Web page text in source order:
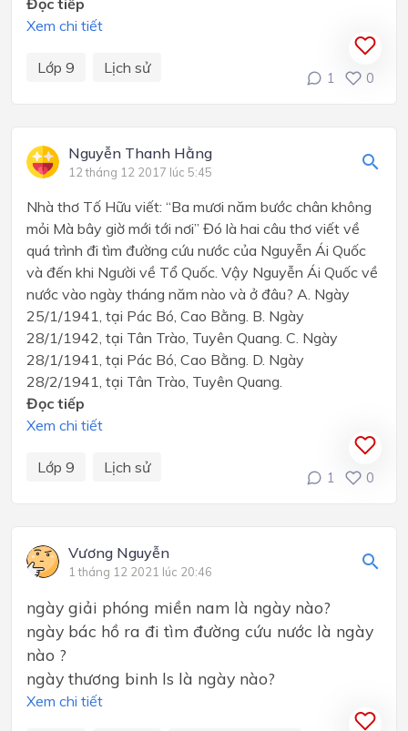
Đọc tiếp
Xem chi tiết
Lớp 9 Lịch sử
1 0
Nguyễn Thanh Hằng
12 tháng 12 2017 lúc 5:45
Nhà thơ Tố Hữu viết: “Ba mươi năm bước chân không
mỏi Mà bây giờ mới tới nơi” Đó là hai câu thơ viết về
quá trình đi tìm đường cứu nước của Nguyễn Ái Quốc
và đến khi Người về Tổ Quốc. Vậy Nguyễn Ái Quốc về
nước vào ngày tháng năm nào và ở đâu? A. Ngày
25/1/1941, tại Pác Bó, Cao Bằng. B. Ngày
28/1/1942, tại Tân Trào, Tuyên Quang. C. Ngày
28/1/1941, tại Pác Bó, Cao Bằng. D. Ngày
28/2/1941, tại Tân Trào, Tuyên Quang.
Đọc tiếp
Xem chi tiết
Lớp 9 Lịch sử
1 0
Vương Nguyễn
1 tháng 12 2021 lúc 20:46
ngày giải phóng miền nam là ngày nào?
ngày bác hồ ra đi tìm đường cứu nước là ngày
nào ?
ngày thương binh ls là ngày nào?
Xem chi tiết